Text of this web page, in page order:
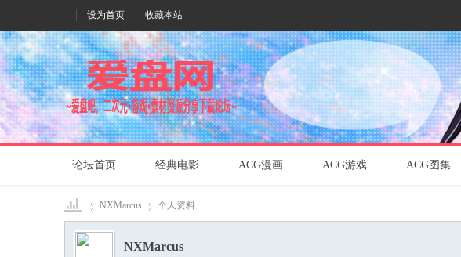
设为首页 收藏本站
论坛首页 经典电影 ACG漫画 ACG游戏 ACG图集
NXMarcus 个人资料
NXMarcus